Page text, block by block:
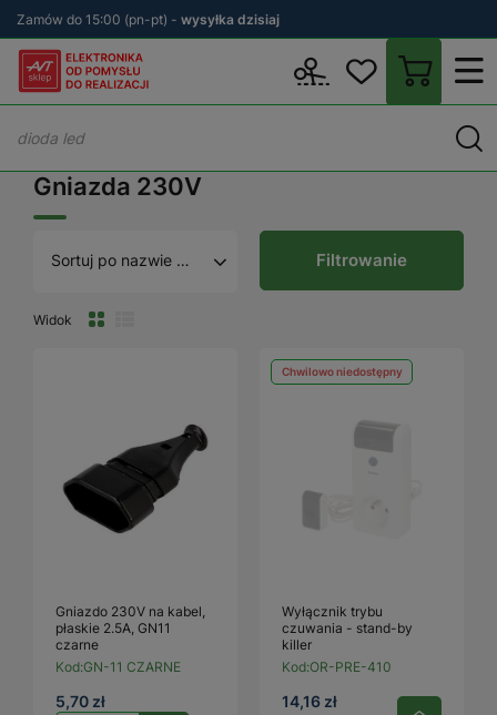
Zamów do 15:00 (pn-pt) - wysyłka dzisiaj
Gniazda
Gniazda 230V
Sortuj po nazwie A - Z
Widok
Filtrowanie
Gniazdo 230V na kabel,
płaskie 2.5A, GN11
czarne
Kod:GN-11 CZARNE
5,70 zł
Chwilowo niedostępny
Wyłącznik trybu
czuwania - stand-by
killer
Kod:OR-PRE-410
14,16 zł